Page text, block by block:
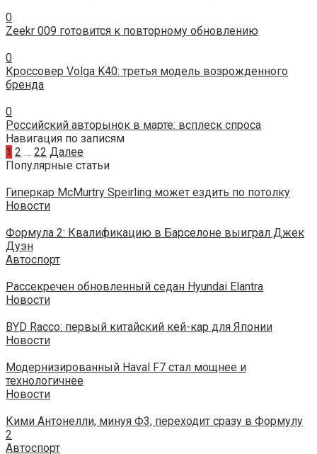
0
Zeekr 009 готовится к повторному обновлению
0
Кроссовер Volga K40: третья модель возрожденного
бренда
0
Российский авторынок в марте: всплеск спроса
Навигация по записям
1 2 … 22 Далее
Популярные статьи
Гиперкар McMurtry Speirling может ездить по потолку
Новости
Формула 2: Квалификацию в Барселоне выиграл Джек
Дуэн
Автоспорт
Рассекречен обновленный седан Hyundai Elantra
Новости
BYD Racco: первый китайский кей-кар для Японии
Новости
Модернизированный Haval F7 стал мощнее и
технологичнее
Новости
Кими Антонелли, минуя Ф3, переходит сразу в Формулу
2
Автоспорт